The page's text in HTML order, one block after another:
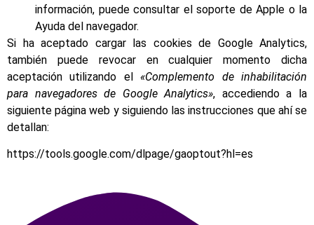
información, puede consultar el soporte de Apple o la
Ayuda del navegador.
Si ha aceptado cargar las cookies de Google Analytics,
también puede revocar en cualquier momento dicha
aceptación utilizando el«Complemento de inhabilitación
para navegadores de Google Analytics», accediendo a la
siguiente página web y siguiendo las instrucciones que ahí se
detallan:
https://tools.google.com/dlpage/gaoptout?hl=es